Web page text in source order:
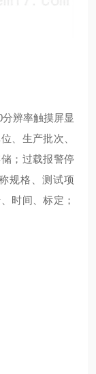
分辨率触摸屏显
、生产批次、
；过载报警停
规格、测试项
时间、标定；